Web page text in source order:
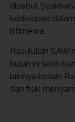
disebut
kedelapan
istimewa.
Rasulullah SAW
bulan ini lebih
lainnya (selain
dan fisik